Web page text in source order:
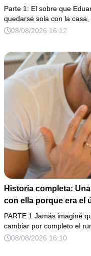
ciega a la que
fallecimiento, ella me
verdadera razón por la
Parte 1: El sobre que
quedarse sola con la
08/08/2026 16:12
Historia completa:
con ella porque era el
antes de morir.
puso en mis manos
había conservado
PARTE 1 Jamás imaginé
cambiar por completo el
08/08/2026 16:10